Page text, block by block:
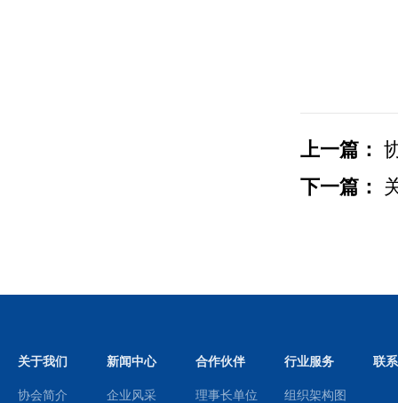
上一篇：
下一篇：
关于我们
协会简介
新闻中心
企业风采
合作伙伴
理事长单位
行业服务
组织架构图
联